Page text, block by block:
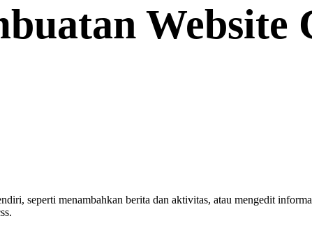
seperti menambahkan berita dan aktivitas, atau mengedit